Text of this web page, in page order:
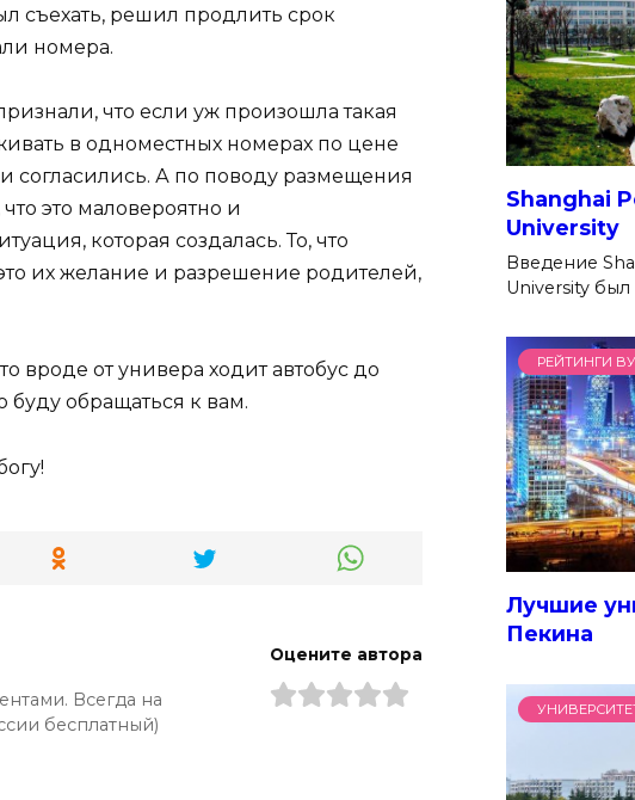
съехать, решил продлить срок
номера.
что если уж произошла такая
в одноместных номерах по цене
согласились. А по поводу размещения
это маловероятно и
которая создалась. То, что
их желание и разрешение родителей,
вроде от универа ходит автобус до
буду обращаться к вам.
Всегда на
бесплатный)
Оцените автора
Shanghai
University
Введение
University
РЕЙТИНГИ
Лучшие
Пекина